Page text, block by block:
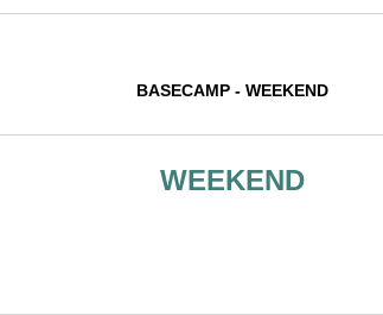
BASECAMP - WEEKEND
WEEKEND